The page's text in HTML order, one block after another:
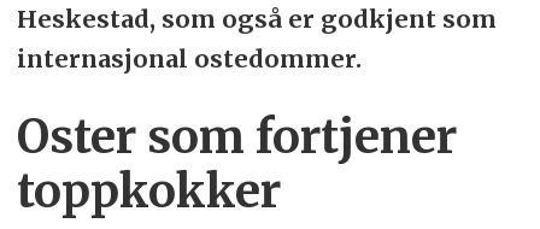
Heskestad, som også er godkjent som
internasjonal ostedommer.
Oster som fortjener
toppkokker